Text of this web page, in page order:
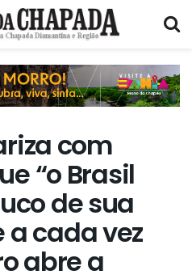
com
“o Brasil
de sua
cada vez
abre a